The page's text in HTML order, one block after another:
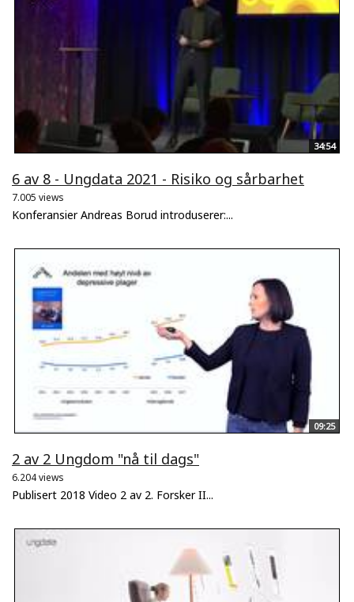
34:54
6 av 8 - Ungdata 2021 - Risiko og sårbarhet
7.005 views
Konferansier Andreas Borud introduserer:...
09:25
2 av 2 Ungdom "nå til dags"
6.204 views
Publisert 2018 Video 2 av 2. Forsker II...